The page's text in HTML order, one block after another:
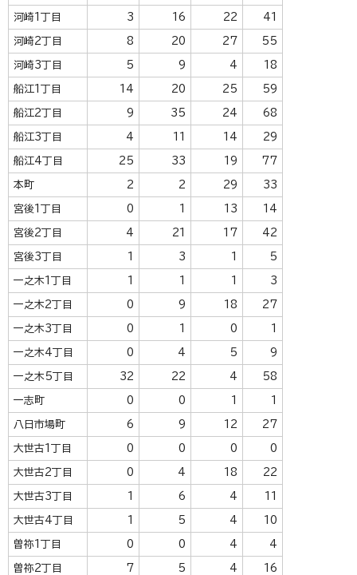
河崎1丁目 3 16 22 41
河崎2丁目 8 20 27 55
河崎3丁目 5 9 4 18
船江1丁目 14 20 25 59
船江2丁目 9 35 24 68
船江3丁目 4 14 29
船江4丁目 25 33 19 77
本町 2 2 29 33
宮後1丁目 0 13 14
宮後2丁目 4 21 17 42
宮後3丁目 3 5
一之木1丁目 3
一之木2丁目 0 9 18 27
一之木3丁目 0 0
一之木4丁目 0 4 5 9
一之木5丁目 32 22 4 58
一志町 0 0
八日市場町 6 9 12 27
大世古1丁目 0 0 0 0
大世古2丁目 0 4 18 22
大世古3丁目 6 4
大世古4丁目 5 4 10
曽祢1丁目 0 0 4 4
曽祢2丁目 7 5 4 16